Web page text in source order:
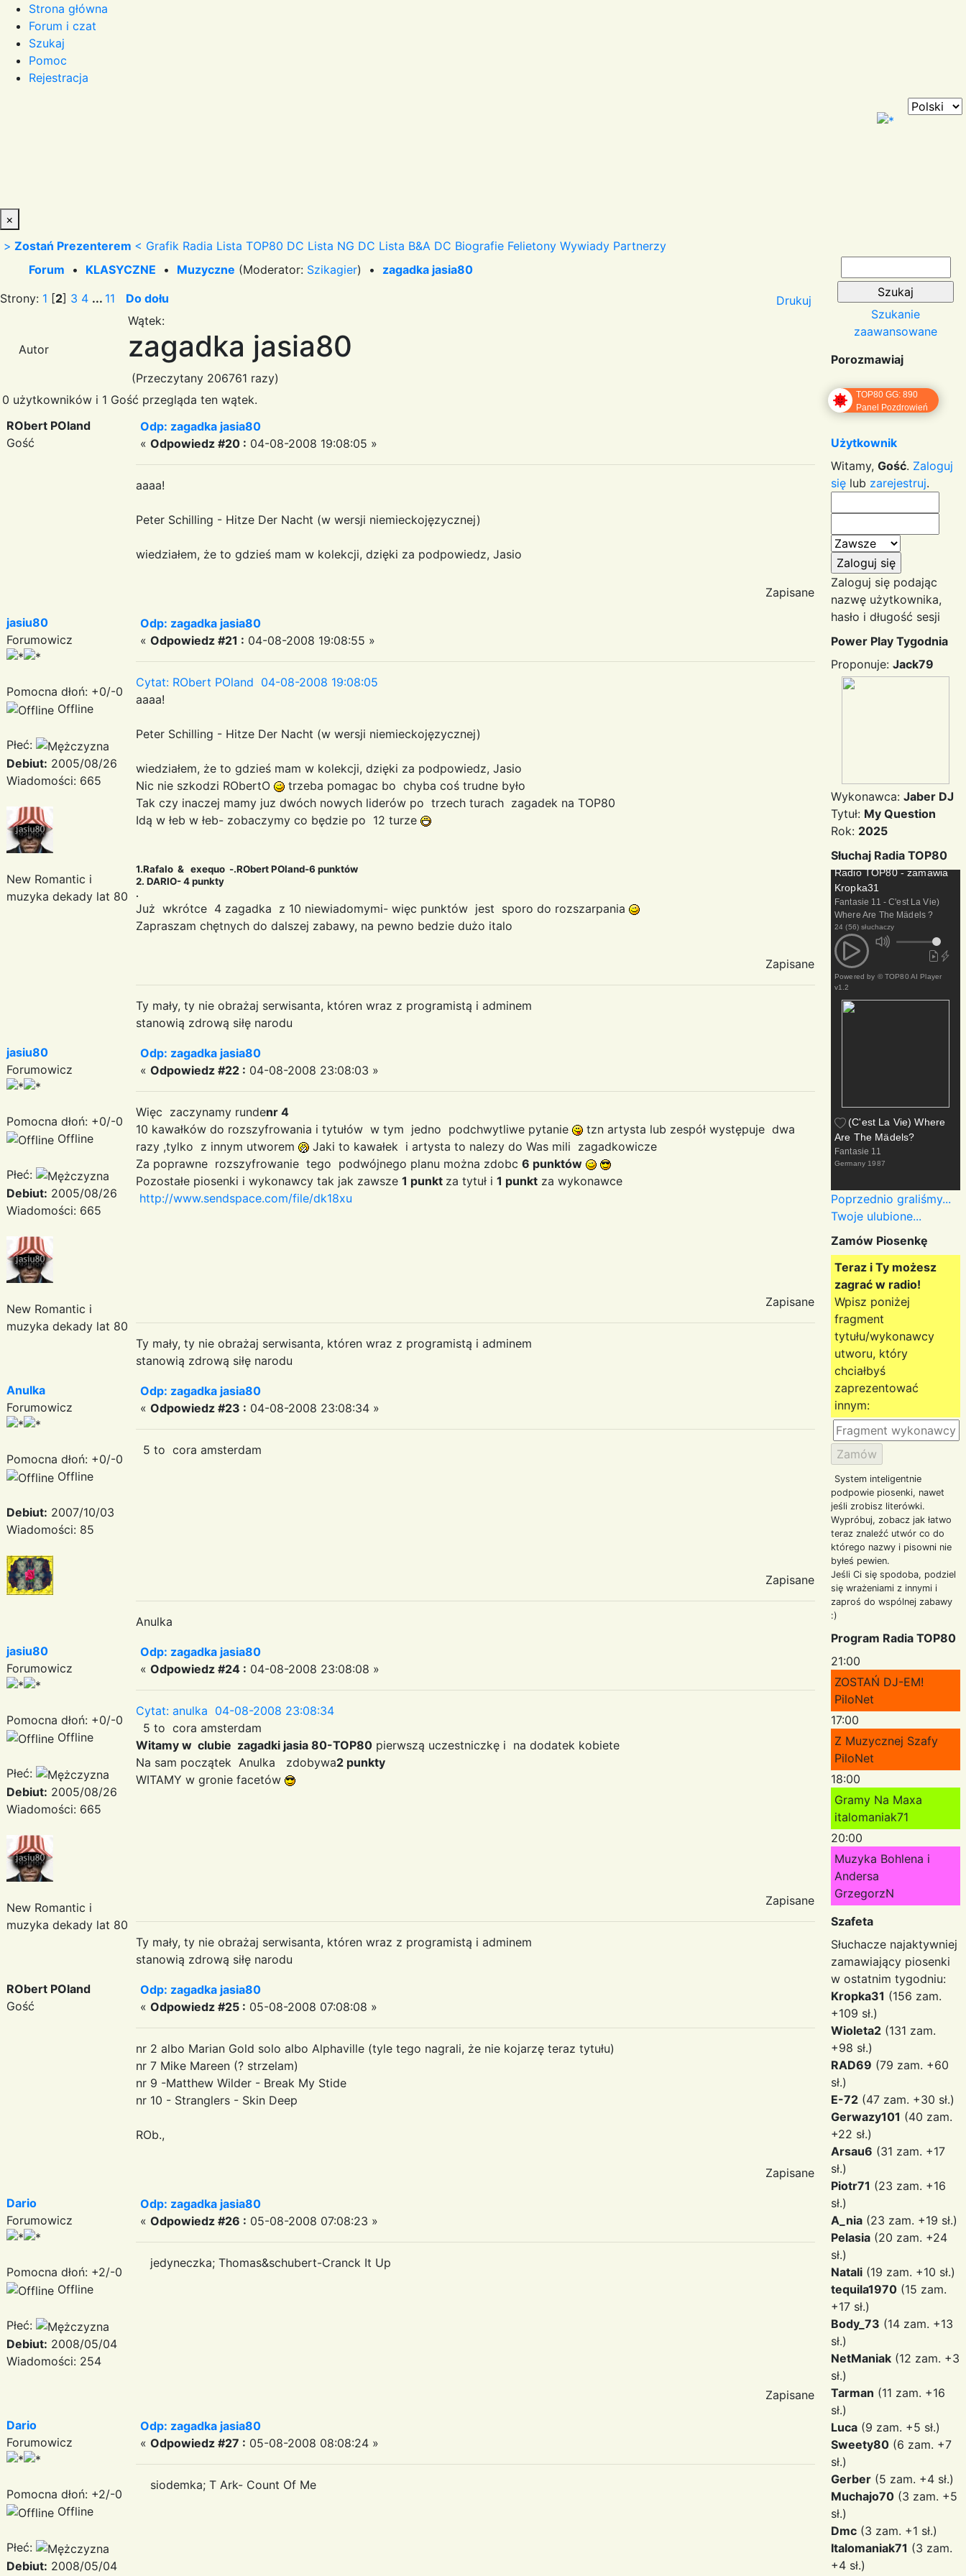
Strona główna
Forum i czat
Szukaj
Pomoc
Rejestracja
×
> Zostań Prezenterem < Grafik Radia Lista TOP80 DC Lista NG DC Lista B&A DC Biografie Felietony Wywiady Partnerzy
Forum • KLASYCZNE • Muzyczne (Moderator: Szikagier) • zagadka jasia80
Strony: 1 [2] 3 4 ... 11 Do dołu Drukuj
Autor
Wątek:
zagadka jasia80
(Przeczytany 206761 razy)
0 użytkowników i 1 Gość przegląda ten wątek.
RObert POland
Gość
Odp: zagadka jasia80
« Odpowiedz #20 : 04-08-2008 19:08:05 »
aaaa!
Peter Schilling - Hitze Der Nacht (w wersji niemieckojęzycznej)
wiedziałem, że to gdzieś mam w kolekcji, dzięki za podpowiedz, Jasio
Zapisane
jasiu80
Forumowicz
Pomocna dłoń: +0/-0
Offline
Płeć:
Debiut: 2005/08/26
Wiadomości: 665
New Romantic i
muzyka dekady lat 80
Odp: zagadka jasia80
« Odpowiedz #21 : 04-08-2008 19:08:55 »
Cytat: RObert POland 04-08-2008 19:08:05
aaaa!
Peter Schilling - Hitze Der Nacht (w wersji niemieckojęzycznej)
wiedziałem, że to gdzieś mam w kolekcji, dzięki za podpowiedz, Jasio
Nic nie szkodzi RObertO
trzeba pomagac bo chyba coś trudne było
Tak czy inaczej mamy juz dwóch nowych liderów po trzech turach zagadek na TOP80
Idą w łeb w łeb- zobaczymy co będzie po 12 turze
1.Rafalo & exequo -.RObert POland-6 punktów
2. DARIO- 4 punkty
.
Już wkrótce 4 zagadka z 10 niewiadomymi- więc punktów jest sporo do rozszarpania
Zapraszam chętnych do dalszej zabawy, na pewno bedzie dużo italo
Zapisane
Ty mały, ty nie obrażaj serwisanta, któren wraz z programistą i adminem
stanowią zdrową siłę narodu
jasiu80
Forumowicz
Pomocna dłoń: +0/-0
Offline
Płeć:
Debiut: 2005/08/26
Wiadomości: 665
New Romantic i
muzyka dekady lat 80
Odp: zagadka jasia80
« Odpowiedz #22 : 04-08-2008 23:08:03 »
Więc zaczynamy rundenr 4
10 kawałków do rozszyfrowania i tytułów w tym jedno podchwytliwe pytanie
tzn artysta lub zespół występuje dwa
razy ,tylko z innym utworem
Jaki to kawałek i artysta to nalezy do Was mili zagadkowicze
Za poprawne rozszyfrowanie tego podwójnego planu można zdobc 6 punktów
Pozostałe piosenki i wykonawcy tak jak zawsze 1 punkt za tytuł i 1 punkt za wykonawce
http://www.sendspace.com/file/dk18xu
Zapisane
Ty mały, ty nie obrażaj serwisanta, któren wraz z programistą i adminem
stanowią zdrową siłę narodu
Anulka
Forumowicz
Pomocna dłoń: +0/-0
Offline
Debiut: 2007/10/03
Wiadomości: 85
Odp: zagadka jasia80
« Odpowiedz #23 : 04-08-2008 23:08:34 »
5 to cora amsterdam
Zapisane
Anulka
jasiu80
Forumowicz
Pomocna dłoń: +0/-0
Offline
Płeć:
Debiut: 2005/08/26
Wiadomości: 665
New Romantic i
muzyka dekady lat 80
Odp: zagadka jasia80
« Odpowiedz #24 : 04-08-2008 23:08:08 »
Cytat: anulka 04-08-2008 23:08:34
5 to cora amsterdam
Witamy w clubie zagadki jasia 80-TOP80 pierwszą uczestniczkę i na dodatek kobiete
Na sam początek Anulka zdobywa2 punkty
WITAMY w gronie facetów
Zapisane
Ty mały, ty nie obrażaj serwisanta, któren wraz z programistą i adminem
stanowią zdrową siłę narodu
RObert POland
Gość
Odp: zagadka jasia80
« Odpowiedz #25 : 05-08-2008 07:08:08 »
nr 2 albo Marian Gold solo albo Alphaville (tyle tego nagrali, że nie kojarzę teraz tytułu)
nr 7 Mike Mareen (? strzelam)
nr 9 -Matthew Wilder - Break My Stide
nr 10 - Stranglers - Skin Deep
ROb.,
Zapisane
Dario
Forumowicz
Pomocna dłoń: +2/-0
Offline
Płeć:
Debiut: 2008/05/04
Wiadomości: 254
Odp: zagadka jasia80
« Odpowiedz #26 : 05-08-2008 07:08:23 »
jedyneczka; Thomas&schubert-Cranck It Up
Zapisane
Dario
Forumowicz
Pomocna dłoń: +2/-0
Offline
Płeć:
Debiut: 2008/05/04
Odp: zagadka jasia80
« Odpowiedz #27 : 05-08-2008 08:08:24 »
siodemka; T Ark- Count Of Me
Szukanie
zaawansowane
Porozmawiaj
TOP80 GG: 890
Panel Pozdrowień
Użytkownik
Witamy, Gość. Zaloguj
się lub zarejestruj.
Zaloguj się podając
nazwę użytkownika,
hasło i długość sesji
Power Play Tygodnia
Proponuje: Jack79
Wykonawca: Jaber DJ
Tytuł: My Question
Rok: 2025
Słuchaj Radia TOP80
Radio TOP80 - zamawia
Kropka31
Fantasie 11 - C'est La Vie)
Where Are The Mädels ?
24 (56) słuchaczy
Powered by © TOP80 AI Player
v1.2
(C'est La Vie) Where
Are The Mädels?
Fantasie 11
Germany 1987
Poprzednio graliśmy...
Twoje ulubione...
Zamów Piosenkę
Teraz i Ty możesz
zagrać w radio!
Wpisz poniżej
fragment
tytułu/wykonawcy
utworu, który
chciałbyś
zaprezentować
innym:
System inteligentnie
podpowie piosenki, nawet
jeśli zrobisz literówki.
Wypróbuj, zobacz jak łatwo
teraz znaleźć utwór co do
którego nazwy i pisowni nie
byłeś pewien.
Jeśli Ci się spodoba, podziel
się wrażeniami z innymi i
zaproś do wspólnej zabawy
:)
Program Radia TOP80
21:00
ZOSTAŃ DJ-EM!
PiloNet
17:00
Z Muzycznej Szafy
PiloNet
18:00
Gramy Na Maxa
italomaniak71
20:00
Muzyka Bohlena i
Andersa
GrzegorzN
Szafeta
Słuchacze najaktywniej
zamawiający piosenki
w ostatnim tygodniu:
Kropka31 (156 zam.
+109 sł.)
Wioleta2 (131 zam.
+98 sł.)
RAD69 (79 zam. +60
sł.)
E-72 (47 zam. +30 sł.)
Gerwazy101 (40 zam.
+22 sł.)
Arsau6 (31 zam. +17
sł.)
Piotr71 (23 zam. +16
sł.)
A_nia (23 zam. +19 sł.)
Pelasia (20 zam. +24
sł.)
Natali (19 zam. +10 sł.)
tequila1970 (15 zam.
+17 sł.)
Body_73 (14 zam. +13
sł.)
NetManiak (12 zam. +3
sł.)
Tarman (11 zam. +16
sł.)
Luca (9 zam. +5 sł.)
Sweety80 (6 zam. +7
sł.)
Gerber (5 zam. +4 sł.)
Muchajo70 (3 zam. +5
sł.)
Dmc (3 zam. +1 sł.)
Italomaniak71 (3 zam.
+4 sł.)